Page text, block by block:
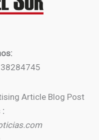
Article Blog Post
: